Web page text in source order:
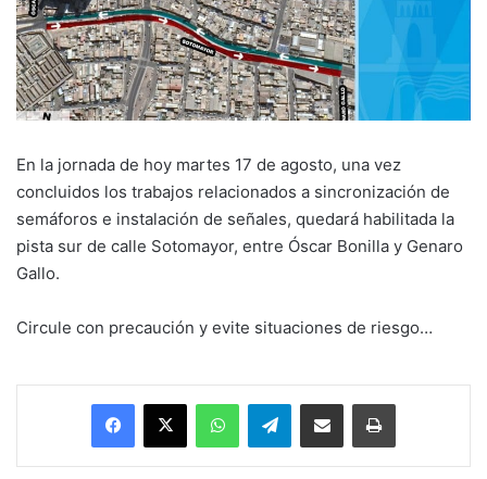
En la jornada de hoy martes 17 de agosto, una vez
concluidos los trabajos relacionados a sincronización de
semáforos e instalación de señales, quedará habilitada la
pista sur de calle Sotomayor, entre Óscar Bonilla y Genaro
Gallo.
Circule con precaución y evite situaciones de riesgo…
Facebook
X WhatsAppTelegramEnviar vía email Imprimir